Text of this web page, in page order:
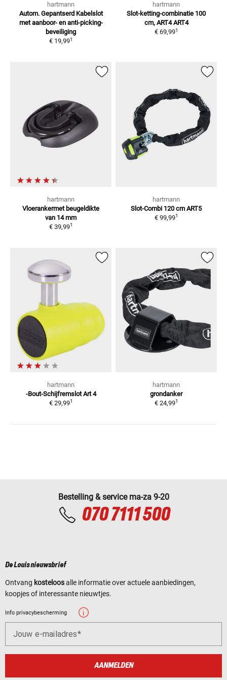
hartmann
Autom. Gepantserd Kabelslot
met aanboor- en anti-picking-
beveiliging
€ 19,991
hartmann
Slot-ketting-combinatie 100
cm, ART4 ART4
€ 69,991
hartmann
Vloerankermet beugeldikte
van 14 mm
€ 39,991
hartmann
Slot-Combi 120 cm ART5
€ 99,991
hartmann
-Bout-Schijfremslot Art 4
€ 29,991
hartmann
grondanker
€ 24,991
Bestelling & service ma-za 9-20
070 7111 500
De Louis nieuwsbrief
Ontvang kosteloosalle informatie over actuele aanbiedingen,
koopjes of interessante nieuwtjes.
Info privacybescherming
Jouw e-mailadres
AANMELDEN